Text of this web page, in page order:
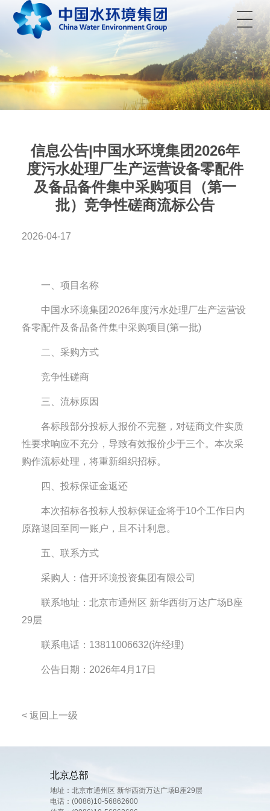
菜单
信息公告|中国水环境集团2026年
度污水处理厂生产运营设备零配件
及备品备件集中采购项目（第一
批）竞争性磋商流标公告
2026-04-17
一、项目名称
中国水环境集团2026年度污水处理厂生产运营设
备零配件及备品备件集中采购项目(第一批)
二、采购方式
竞争性磋商
三、流标原因
各标段部分投标人报价不完整，对磋商文件实质
性要求响应不充分，导致有效报价少于三个。本次采
购作流标处理，将重新组织招标。
四、投标保证金返还
本次招标各投标人投标保证金将于10个工作日内
原路退回至同一账户，且不计利息。
五、联系方式
采购人：信开环境投资集团有限公司
联系地址：北京市通州区 新华西街万达广场B座
29层
联系电话：13811006632(许经理)
公告日期：2026年4月17日
< 返回上一级
北京总部
地址：北京市通州区 新华西街万达广场B座29层
电话： (0086)10-56862600